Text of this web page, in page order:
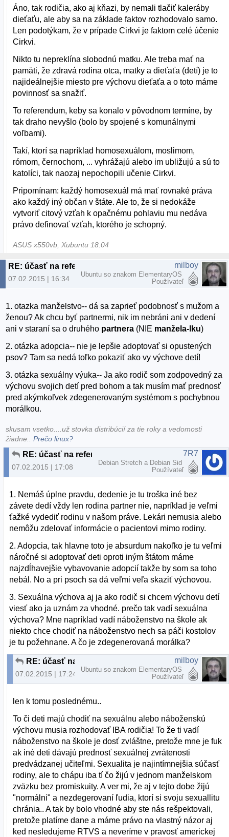
Áno, tak rodičia, ako aj kňazi, by nemali tlačiť kaleráby
dieťaťu, ale aby sa na základe faktov rozhodovalo samo.
Len podotýkam, že v prípade Cirkvi je faktom celé účenie
Cirkvi.
Nikto tu nepreklína slobodnú matku. Ale treba mať na
pamäti, že zdravá rodina otca, matky a dieťaťa (detí) je to
najideálnejšie miesto pre výchovu dieťaťa a o toto máme
povinnosť sa snažiť.
To referendum, keby sa konalo v pôvodnom termíne, by
tak draho nevyšlo (bolo by spojené s komunálnymi
voľbami).
Takí, ktorí sa napríklad homosexuálom, moslimom,
rómom, černochom, ... vyhrážajú alebo im ubližujú a sú to
katolíci, tak naozaj nepochopili učenie Cirkvi.
Pripomínam: každý homosexuál má mať rovnaké práva
ako každý iný občan v štáte. Ale to, že si nedokáže
vytvoriť citový vzťah k opačnému pohlaviu mu nedáva
právo definovať vzťah, ktorého je schopný.
ASUS x550vb, Xubuntu 18.04
RE: účasť na referende
07.02.2015 | 16:34
milboy
Ubuntu so znakom ElementaryOS
Používateľ
1. otazka manželstvo-- dá sa zaprieť podobnosť s mužom a
ženou? Ak chcu byť partnermi, nik im nebráni ani v dedení
ani v staraní sa o druhého partnera (NIE manžela-lku)
2. otázka adopcia-- nie je lepšie adoptovať si opustených
psov? Tam sa nedá toľko pokaziť ako vy výchove detí!
3. otázka sexuálny výuka-- Ja ako rodič som zodpovedný za
výchovu svojich detí pred bohom a tak musím mať prednosť
pred akýmkoľvek zdegenerovaným systémom s pochybnou
morálkou.
skusam vsetko....už stovka distribúcií za tie roky a vedomosti
žiadne..Prečo linux?
RE: účasť na referende
07.02.2015 | 17:08
7R7
Debian Stretch a Debian Sid
Používateľ
1. Nemáš úplne pravdu, dedenie je tu troška iné bez
závete dedí vždy len rodina partner nie, napríklad je veľmi
ťažké vydediť rodinu v našom práve. Lekári nemusia alebo
nemôžu zdelovať informácie o pacientovi mimo rodiny.
2. Adopcia, tak hlavne toto je absurdum nakoľko je tu veľmi
náročné si adoptovať deti oproti iným štátom máme
najzdĺhavejšie vybavovanie adopcií takže by som sa toho
nebál. No a pri psoch sa dá veľmi veľa skaziť výchovou.
3. Sexuálna výchova aj ja ako rodič si chcem výchovu detí
viesť ako ja uznám za vhodné. prečo tak vadí sexuálna
výchova? Mne napríklad vadí náboženstvo na škole ak
niekto chce chodiť na náboženstvo nech sa páči kostolov
je tu požehnane. A čo je zdegenerovaná morálka?
RE: účasť na referende
07.02.2015 | 17:24
milboy
Ubuntu so znakom ElementaryOS
Používateľ
len k tomu poslednému..
To či deti majú chodiť na sexuálnu alebo náboženskú
výchovu musia rozhodovať IBA rodičia! To že ti vadí
náboženstvo na škole je dosť zvláštne, pretože mne je fuk
ak iné deti dávajú prednosť sexuálnej zvrátenosti
predvádzanej učiteľmi. Sexualita je najintímnejšia súčasť
rodiny, ale to chápu iba tí čo žijú v jednom manželskom
zväzku bez promiskuity. A ver mi, že aj v tejto dobe žijú
"normálni" a nezdegerovaní ľudia, ktorí si svoju sexuallitu
chránia.. A tak by bolo vhodné aby ste nás rešpektovali,
pretože platíme dane a máme právo na vlastný názor aj
ked nesledujeme RTVS a neveríme v pravosť americkej